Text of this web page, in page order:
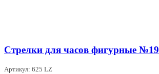
Стрелки для часов фигурные №19
Артикул: 625 LZ